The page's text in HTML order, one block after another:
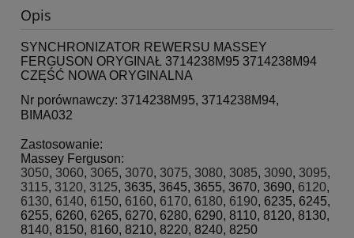
Opis
SYNCHRONIZATOR REWERSU MASSEY
FERGUSON ORYGINAŁ 3714238M95 3714238M94
CZĘŚĆ NOWA ORYGINALNA
Nr porównawczy: 3714238M95, 3714238M94,
BIMA032
Zastosowanie:
Massey Ferguson:
3050, 3060, 3065, 3070, 3075, 3080, 3085, 3090, 3095,
3115, 3120, 3125, 3635, 3645, 3655, 3670, 3690, 6120,
6130, 6140, 6150, 6160, 6170, 6180, 6190, 6235, 6245,
6255, 6260, 6265, 6270, 6280, 6290, 8110, 8120, 8130,
8140, 8150, 8160, 8210, 8220, 8240, 8250